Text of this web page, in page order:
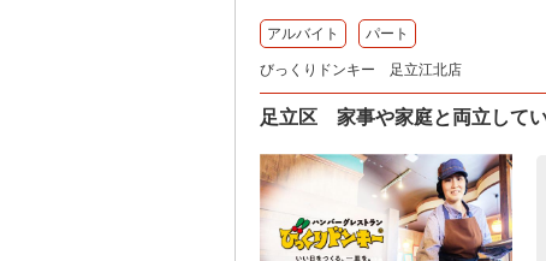
アルバイト パート
びっくりドンキー 足立江北店
足立区 家事や家庭と両立して